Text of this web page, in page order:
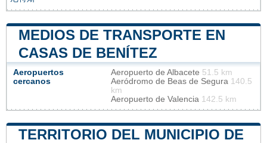
MEDIOS DE TRANSPORTE EN
CASAS DE BENÍTEZ
Aeropuertos
cercanos
Aeropuerto de Albacete 51.5 km
Aeródromo de Beas de Segura 140.5
km
Aeropuerto de Valencia 142.5 km
TERRITORIO DEL MUNICIPIO DE